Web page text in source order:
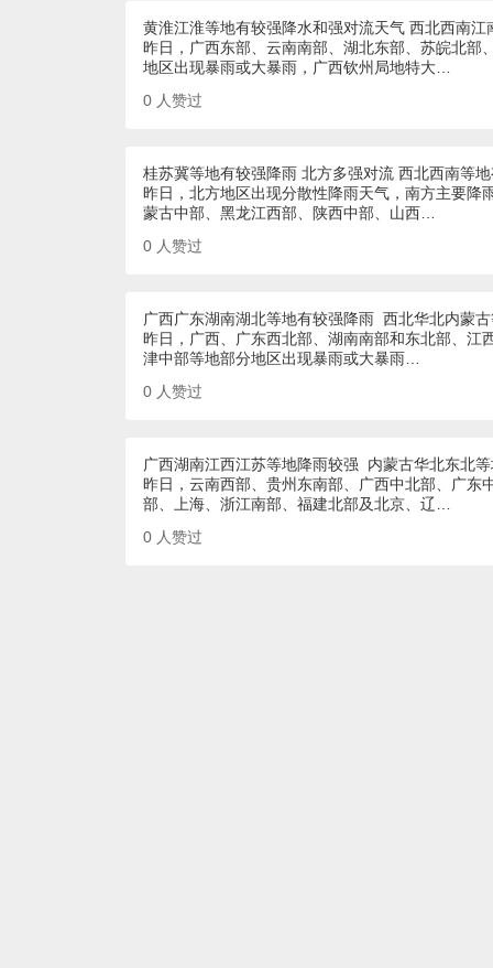
黄淮江淮等地有较强降水和强对流天气 西北西南江
昨日，广西东部、云南南部、湖北东部、苏皖北部
地区出现暴雨或大暴雨，广西钦州局地特大…
0 人赞过
桂苏冀等地有较强降雨 北方多强对流 西北西南等
昨日，北方地区出现分散性降雨天气，南方主要降
蒙古中部、黑龙江西部、陕西中部、山西…
0 人赞过
广西广东湖南湖北等地有较强降雨 西北华北内蒙
昨日，广西、广东西北部、湖南南部和东北部、江
津中部等地部分地区出现暴雨或大暴雨…
0 人赞过
广西湖南江西江苏等地降雨较强 内蒙古华北东北
昨日，云南西部、贵州东南部、广西中北部、广东
部、上海、浙江南部、福建北部及北京、辽…
0 人赞过